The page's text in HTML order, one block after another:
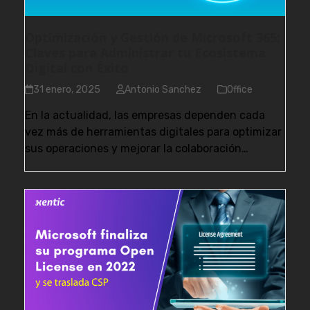
31 enero, 2025 Antonio Sanchez Office
En la actualidad, las empresas dependen cada
vez más de herramientas digitales para optimizar
sus operaciones y mejorar la colaboración…